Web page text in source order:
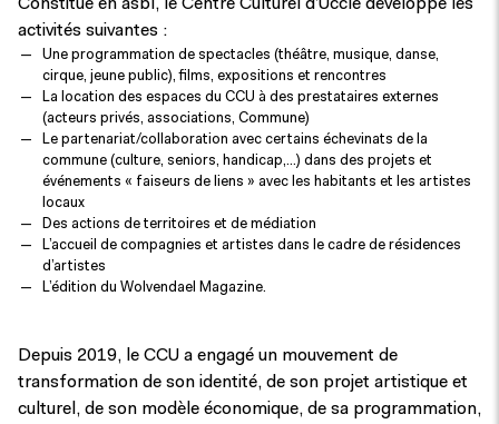
Constitué en asbl, le Centre Culturel d’Uccle développe les
activités suivantes :
Une programmation de spectacles (théâtre, musique, danse,
cirque, jeune public), films, expositions et rencontres
La location des espaces du CCU à des prestataires externes
(acteurs privés, associations, Commune)
Le partenariat/collaboration avec certains échevinats de la
commune (culture, seniors, handicap,…) dans des projets et
événements « faiseurs de liens » avec les habitants et les artistes
locaux
Des actions de territoires et de médiation
L’accueil de compagnies et artistes dans le cadre de résidences
d’artistes
L’édition du Wolvendael Magazine.
Depuis 2019, le CCU a engagé un mouvement de
transformation de son identité, de son projet artistique et
culturel, de son modèle économique, de sa programmation,